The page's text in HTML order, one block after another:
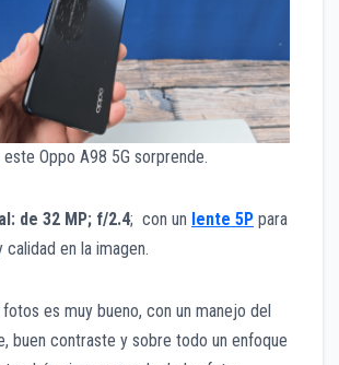
este Oppo A98 5G sorprende.
de 32 MP; f/2.4; con un lente 5P para
en la imagen.
es muy bueno, con un manejo del
buen contraste y sobre todo un enfoque